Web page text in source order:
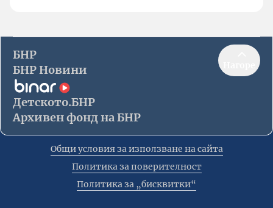
БНР
БНР Новини
Детското.БНР
Архивен фонд на БНР
Общи условия за използване на сайта
Политика за поверителност
Политика за „бисквитки“